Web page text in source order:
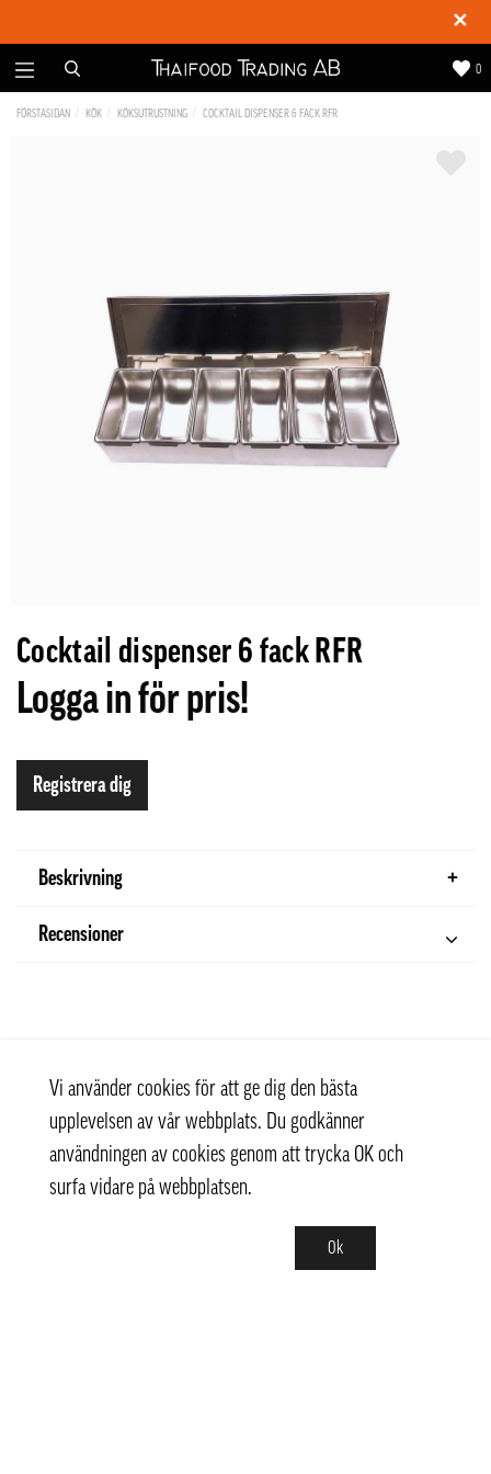
✕
0
FÖRSTASIDAN KÖK KÖKSUTRUSTNING COCKTAIL DISPENSER 6 FACK RFR
Cocktail dispenser 6 fack RFR
Logga in för pris!
Registrera dig
Beskrivning
Recensioner
Vi använder cookies för att ge dig den bästa
upplevelsen av vår webbplats. Du godkänner
användningen av cookies genom att trycka OK och
surfa vidare på webbplatsen.
Ok